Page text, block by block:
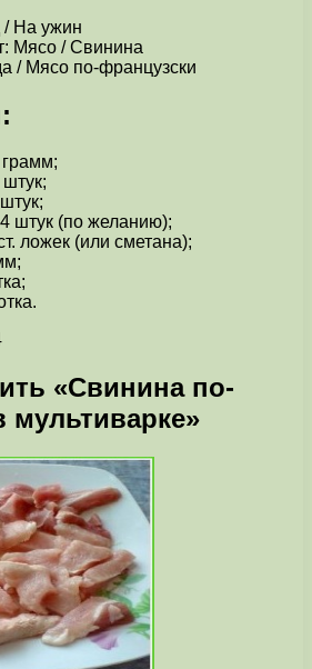
/ На ужин
Мясо / Свинина
/ Мясо по-французски
штук (по желанию);
ложек (или сметана);
«Свинина по-
мультиварке»